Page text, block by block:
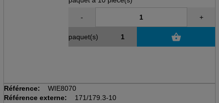
- +
paquet(s)
Référence:
WIE8070
Référence externe:
171/179.3-10